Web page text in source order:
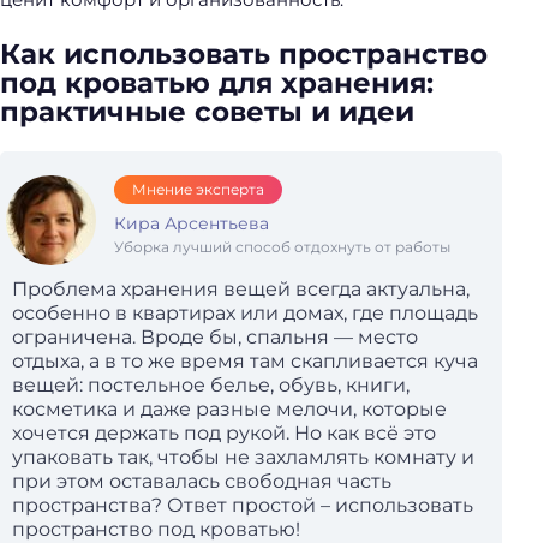
Как использовать пространство
под кроватью для хранения:
практичные советы и идеи
Мнение эксперта
Кира Арсентьева
Уборка лучший способ отдохнуть от работы
Проблема хранения вещей всегда актуальна,
особенно в квартирах или домах, где площадь
ограничена. Вроде бы, спальня — место
отдыха, а в то же время там скапливается куча
вещей: постельное белье, обувь, книги,
косметика и даже разные мелочи, которые
хочется держать под рукой. Но как всё это
упаковать так, чтобы не захламлять комнату и
при этом оставалась свободная часть
пространства? Ответ простой – использовать
пространство под кроватью!